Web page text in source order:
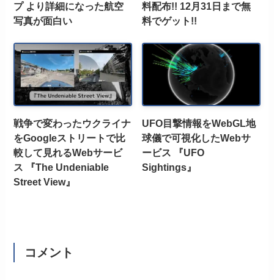
プ より詳細になった航空
写真が面白い
料配布!! 12月31日まで無
料でゲット!!
戦争で変わったウクライナ
をGoogleストリートで比
較して見れるWebサービ
ス 『The Undeniable
Street View』
UFO目撃情報をWebGL地
球儀で可視化したWebサ
ービス 『UFO
Sightings』
コメント